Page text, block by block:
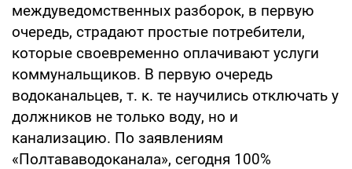
междуведомственных разборок, в первую
очередь, страдают простые потребители,
которые своевременно оплачивают услуги
коммунальщиков. В первую очередь
водоканальцев, т. к. те научились отключать у
должников не только воду, но и
канализацию. По заявлениям
«Полтававодоканала», сегодня 100%